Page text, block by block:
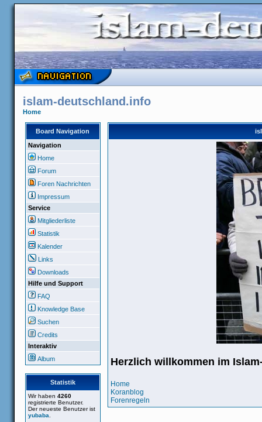
islam-deutschland.info
Home
Board Navigation
Navigation
Home
Forum
Foren Nachrichten
Impressum
Service
Mitgliederliste
Statistik
Kalender
Links
Downloads
Hilfe und Support
FAQ
Knowledge Base
Suchen
Credits
Interaktiv
Album
Statistik
Wir haben 4260
registrierte Benutzer.
Der neueste Benutzer ist
yubaba
Herzlich willkommen im
Home
Koranblog
Forenregeln